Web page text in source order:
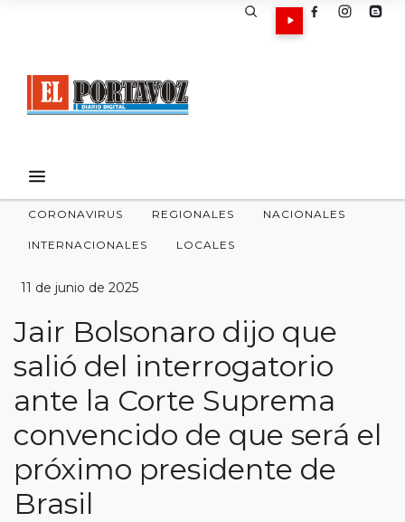
CORONAVIRUS REGIONALES NACIONALES
INTERNACIONALES LOCALES
11 de junio de 2025
Jair Bolsonaro dijo que
salió del interrogatorio
ante la Corte Suprema
convencido de que será el
próximo presidente de
Brasil